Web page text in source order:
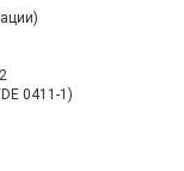
0411-1)